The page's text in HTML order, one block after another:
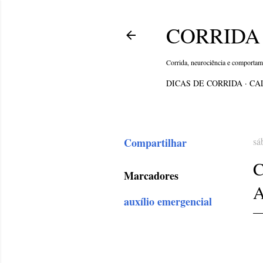
Corrida, neurociência e
DICAS DE CORRIDA
Compartilhar
Marcadores
auxílio emergencial